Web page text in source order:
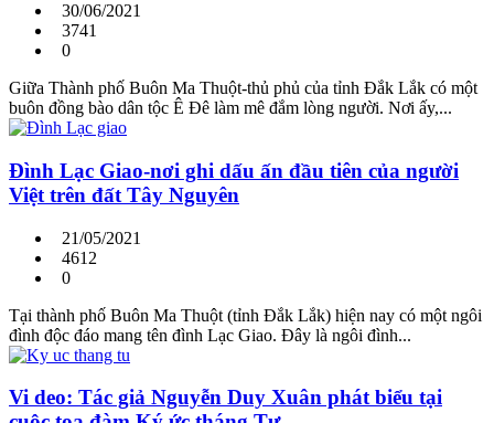
30/06/2021
3741
0
Giữa Thành phố Buôn Ma Thuột-thủ phủ của tỉnh Đắk Lắk có một
buôn đồng bào dân tộc Ê Đê làm mê đắm lòng người. Nơi ấy,...
Đình Lạc Giao-nơi ghi dấu ấn đầu tiên của người
Việt trên đất Tây Nguyên
21/05/2021
4612
0
Tại thành phố Buôn Ma Thuột (tỉnh Đắk Lắk) hiện nay có một ngôi
đình độc đáo mang tên đình Lạc Giao. Đây là ngôi đình...
Vi deo: Tác giả Nguyễn Duy Xuân phát biểu tại